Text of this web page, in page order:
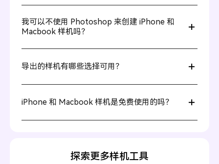
背景透明选项，非常适合在其他设计中叠加样机。
我可以不使用 Photoshop 来创建 iPhone 和
Macbook 样机吗？
器中创建样机，无需 Adobe 软件。
导出的样机有哪些选择可用？
分辨率高达 8K。Pacdora 还提供透明背景选项，非常适合
用于营销材料或网站。
iPhone 和 Macbook 样机是免费使用的吗？
探索更多样机工具